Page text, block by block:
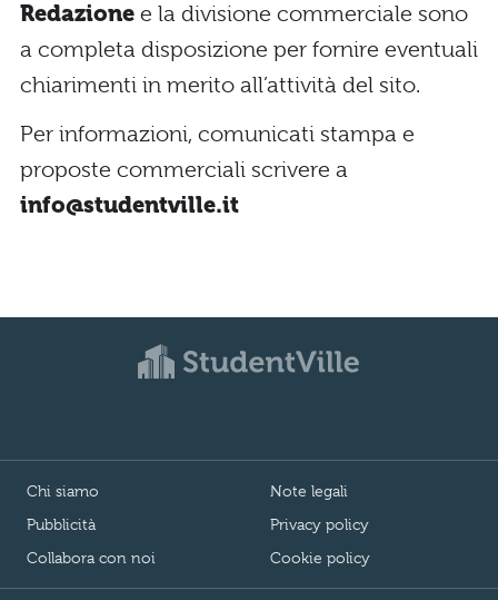
Redazione e la divisione commerciale sono
a completa disposizione per fornire eventuali
chiarimenti in merito all’attività del sito.
Per informazioni, comunicati stampa e
proposte commerciali scrivere a
info@studentville.it
Chi siamo
Pubblicità
Collabora con noi
Note legali
Privacy policy
Cookie policy